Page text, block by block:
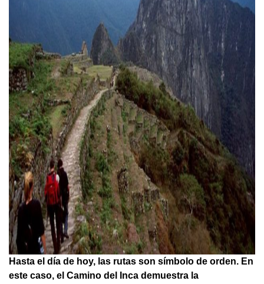
Hasta el día de hoy, las rutas son símbolo de orden. En
este caso, el Camino del Inca demuestra la